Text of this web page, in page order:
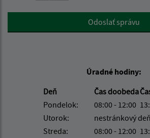
Google reCaptcha ResponseOdoslať správu
Úradné hodiny:
Deň
Čas doobeda
Pondelok:
08:00 - 12:00
Utorok:
nestránkový deň
Streda:
08:00 - 12:00